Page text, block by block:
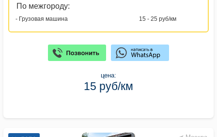
По межгороду:
- Грузовая машина 15 - 25 руб/км
цена:
15 руб/км